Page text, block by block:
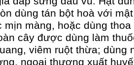
dùng tán bột hoà với
màng, hoặc dùng thoa
cây được dùng làm
viêm ruột thừa; dùng
ngoại thương xuất